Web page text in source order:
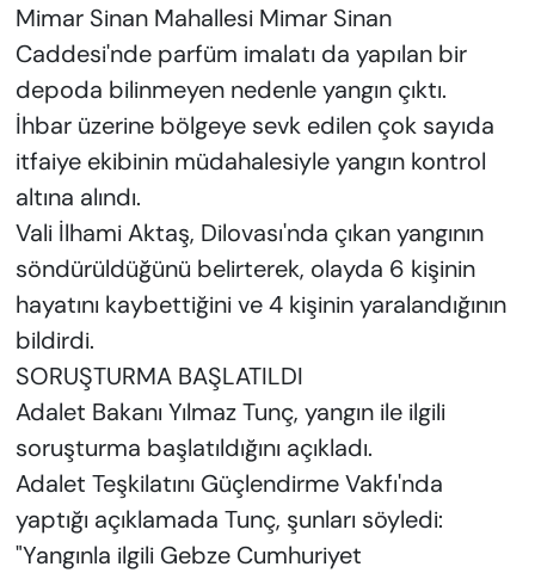
Mimar Sinan Mahallesi Mimar Sinan
Caddesi'nde parfüm imalatı da yapılan bir
depoda bilinmeyen nedenle yangın çıktı.
İhbar üzerine bölgeye sevk edilen çok sayıda
itfaiye ekibinin müdahalesiyle yangın kontrol
altına alındı.
Vali İlhami Aktaş, Dilovası'nda çıkan yangının
söndürüldüğünü belirterek, olayda 6 kişinin
hayatını kaybettiğini ve 4 kişinin yaralandığının
bildirdi.
SORUŞTURMA BAŞLATILDI
Adalet Bakanı Yılmaz Tunç, yangın ile ilgili
soruşturma başlatıldığını açıkladı.
Adalet Teşkilatını Güçlendirme Vakfı'nda
yaptığı açıklamada Tunç, şunları söyledi:
"Yangınla ilgili Gebze Cumhuriyet